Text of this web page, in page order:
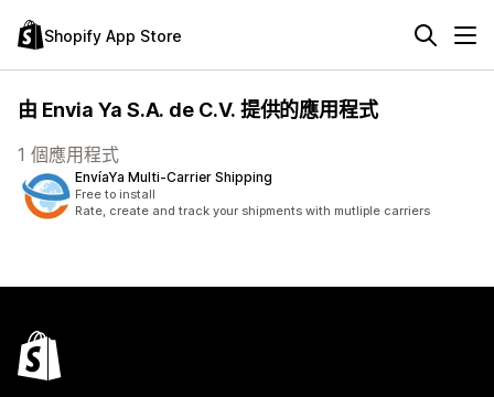
Shopify App Store
由 Envia Ya S.A. de C.V. 提供的應用程式
1 個應用程式
EnvíaYa Multi‑Carrier Shipping
Free to install
Rate, create and track your shipments with mutliple carriers